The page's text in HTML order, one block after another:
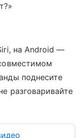
на Android —
поднесите
разговаривайте